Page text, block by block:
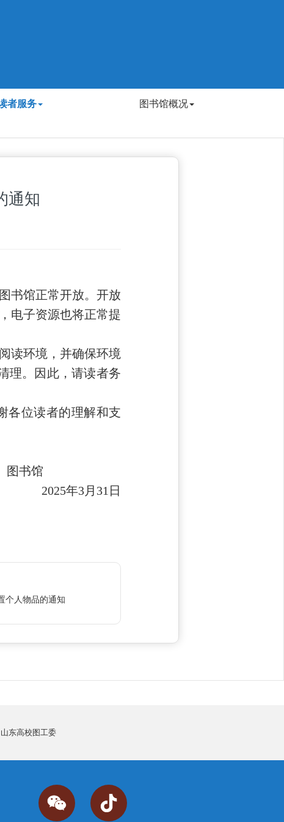
者服务 图书馆概况
通知
书馆正常开放。开放
电子资源也将正常提
读环境，并确保环境
理。因此，请读者务
各位读者的理解和支
2025年3月31日
个人物品的通知
山东高校图工委